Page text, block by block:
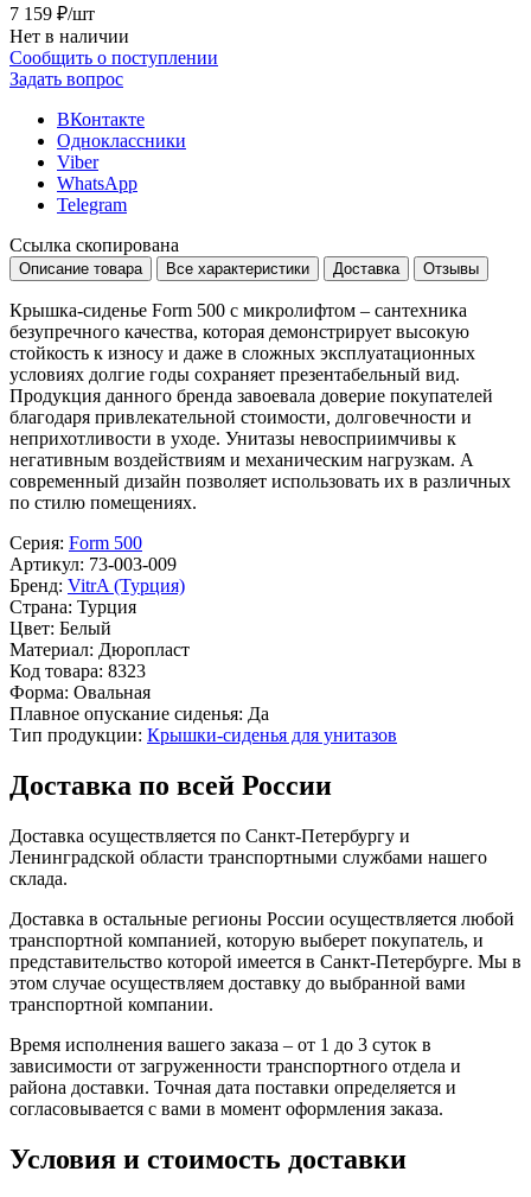
7 159 ₽/шт
Нет в наличии
Сообщить о поступлении
Задать вопрос
ВКонтакте
Одноклассники
Viber
WhatsApp
Telegram
Ссылка скопирована
Описание товара Все характеристики Доставка Отзывы
Крышка-сиденье Form 500 с микролифтом – сантехника
безупречного качества, которая демонстрирует высокую
стойкость к износу и даже в сложных эксплуатационных
условиях долгие годы сохраняет презентабельный вид.
Продукция данного бренда завоевала доверие покупателей
благодаря привлекательной стоимости, долговечности и
неприхотливости в уходе. Унитазы невосприимчивы к
негативным воздействиям и механическим нагрузкам. А
современный дизайн позволяет использовать их в различных
по стилю помещениях.
Серия: Form 500
Артикул: 73-003-009
Бренд: VitrA (Турция)
Страна: Турция
Цвет: Белый
Материал: Дюропласт
Код товара: 8323
Форма: Овальная
Плавное опускание сиденья: Да
Тип продукции: Крышки-сиденья для унитазов
Доставка по всей России
Доставка осуществляется по Санкт-Петербургу и
Ленинградской области транспортными службами нашего
склада.
Доставка в остальные регионы России осуществляется любой
транспортной компанией, которую выберет покупатель, и
представительство которой имеется в Санкт-Петербурге. Мы в
этом случае осуществляем доставку до выбранной вами
транспортной компании.
Время исполнения вашего заказа – от 1 до 3 суток в
зависимости от загруженности транспортного отдела и
района доставки. Точная дата поставки определяется и
согласовывается с вами в момент оформления заказа.
Условия и стоимость доставки